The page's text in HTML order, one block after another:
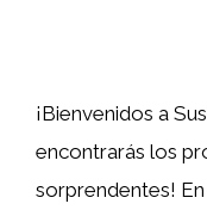
¡Bienvenidos a
encontrarás los
sorprendentes!